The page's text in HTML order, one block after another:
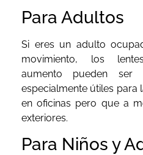
Para Adultos
Si eres un adulto
movimiento, los
aumento pueden
especialmente útiles para
en oficinas pero que a
exteriores.
Para Niños y